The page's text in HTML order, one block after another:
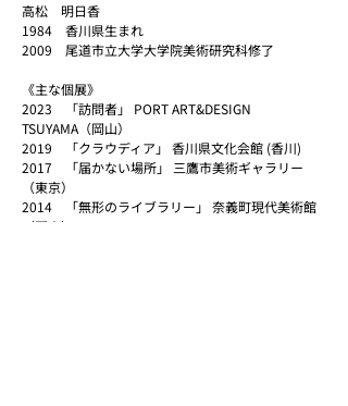
高松 明日香
1984 香川県生まれ
2009 尾道市立大学大学院美術研究科修了
《主な個展》
2023 「訪問者」 PORT ART&DESIGN
TSUYAMA（岡山）
2019 「クラウディア」 香川県文化会館 (香川)
2017 「届かない場所」 三鷹市美術ギャラリー
（東京）
2014 「無形のライブラリー」 奈義町現代美術館
（岡山）